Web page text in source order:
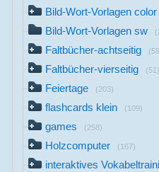
Bild-Wort-Vorlagen color
Bild-Wort-Vorlagen sw
Faltbücher-achtseitig
Faltbücher-vierseitig (51)
Feiertage (203)
flashcards klein (109)
games (258)
Holzcomputer (167)
interaktives